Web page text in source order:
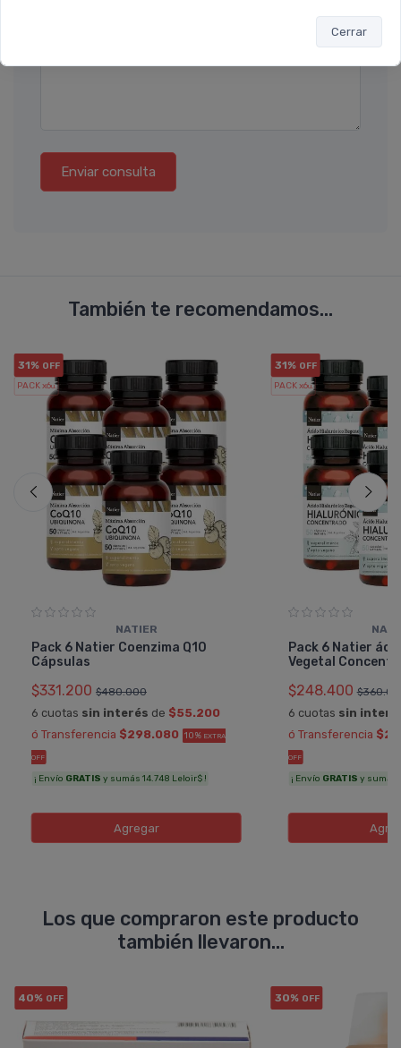
Cerrar
Enviar consulta
También te recomendamos...
31% OFF
PACK x6u.
NATIER
Pack 6 Natier Coenzima Q10
Cápsulas
$331.200 $480.000
6 cuotas sin interés de $55.200
ó Transferencia $298.080 10% EXTRA
OFF
¡ Envío GRATIS y sumás 14.748 Leloir$ !
Agregar
31% OFF
PACK x6u.
Pack 6 Natier
Vegetal
$248.400
6 cuotas sin
ó Transferencia
OFF
¡ Envío GRATIS y sumás
Los que compraron este producto
también llevaron...
40% OFF 30% OFF